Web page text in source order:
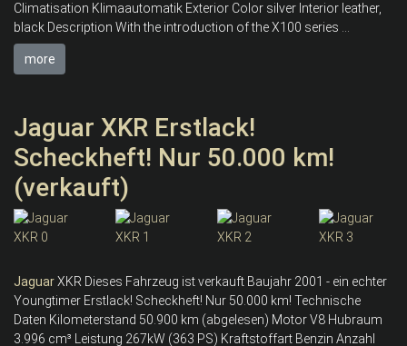
Climatisation Klimaautomatik Exterior Color silver Interior leather,
black Description With the introduction of the X100 series ...
more
Jaguar XKR Erstlack!
Scheckheft! Nur 50.000 km!
(verkauft)
JaguarXKR Dieses Fahrzeug ist verkauft Baujahr 2001 - ein echter
Youngtimer Erstlack! Scheckheft! Nur 50.000 km! Technische
Daten Kilometerstand 50.900 km (abgelesen) Motor V8 Hubraum
3.996 cm³ Leistung 267kW (363 PS) Kraftstoffart Benzin Anzahl